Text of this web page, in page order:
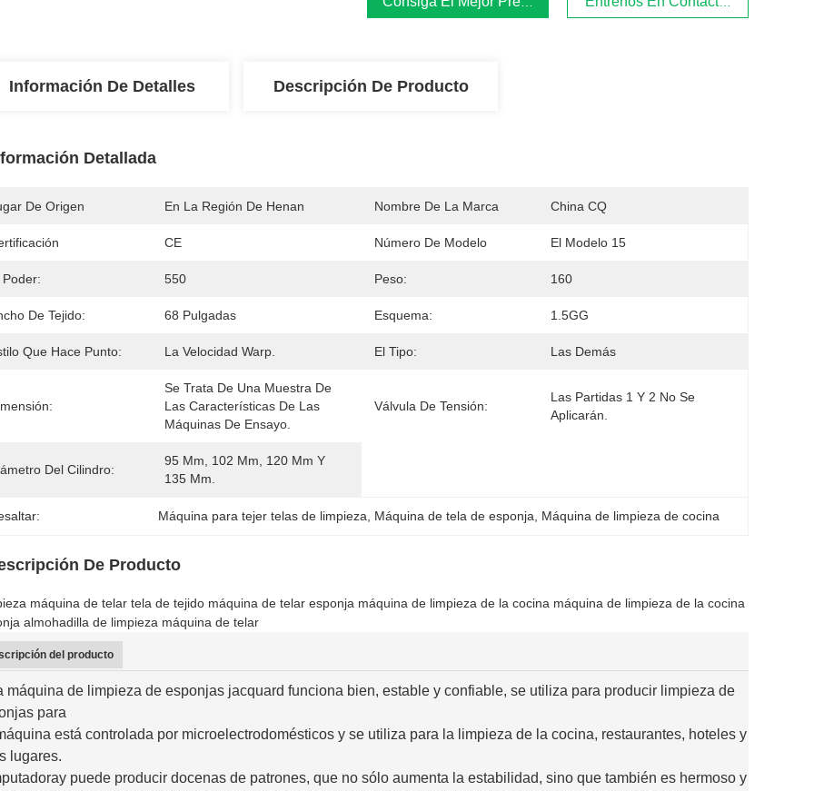
Información De Detalles Descripción De Producto
Detallada
De Origen En La Región De Henan Nombre De La Marca China CQ
CE Número De Modelo El Modelo 15
Poder: 550 Peso: 160
De Tejido: 68 Pulgadas Esquema: 1.5GG
Que Hace Punto: La Velocidad Warp. El Tipo: Las Demás
Se Trata De Una Muestra De
Las Características De Las
Máquinas De Ensayo.
Válvula De Tensión:
Las Partidas 1 Y 2 No Se
Aplicarán.
Del Cilindro:
95 Mm, 102 Mm, 120 Mm Y
135 Mm.
Máquina para tejer telas de limpieza Máquina de tela de esponja Máquina de limpieza de cocina
De Producto
máquina de telar tela de tejido máquina de telar esponja máquina de limpieza de la cocina máquina de limpieza de la cocina
almohadilla de limpieza máquina de telar
del producto
máquina de limpieza de esponjas jacquard funciona bien, estable y confiable, se utiliza para producir limpieza de
para
está controlada por microelectrodomésticos y se utiliza para la limpieza de la cocina, restaurantes, hoteles y
lugares.
y puede producir docenas de patrones, que no sólo aumenta la estabilidad, sino que también es hermoso y